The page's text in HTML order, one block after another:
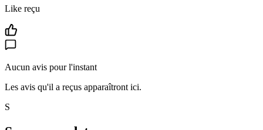
Like reçu
Aucun avis pour l'instant
Les avis qu'il a reçus apparaîtront ici.
S